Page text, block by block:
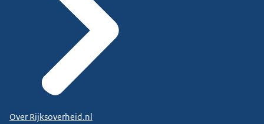
Over Rijksoverheid.nl